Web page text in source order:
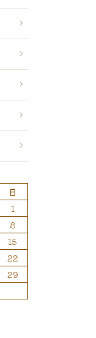
日
1
8
15
22
29